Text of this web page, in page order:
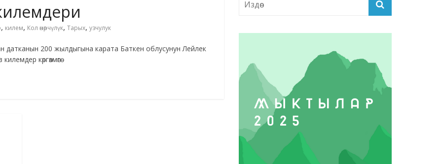
, килем, Кол өнөрчүлүк, Тарых, узчулук
датканын 200 жылдыгына карата Баткен облусунун Лейлек
көргөзмөгө